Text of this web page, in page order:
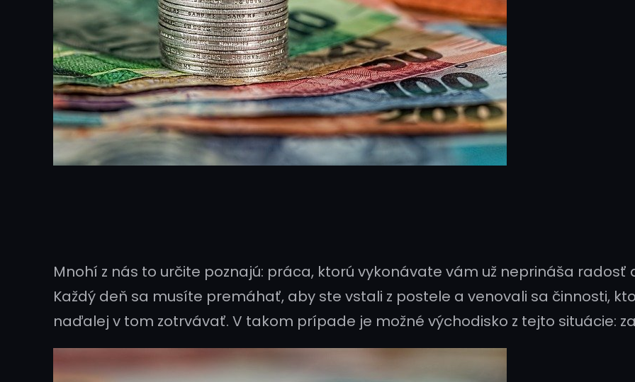
Mnohí z nás to určite poznajú: práca, ktorú vykonávate vám už neprináša
Každý deň sa musíte premáhať, aby ste vstali z postele a venovali sa činnosti,
naďalej v tom zotrvávať. V takom prípade je možné východisko z tejto situácie: